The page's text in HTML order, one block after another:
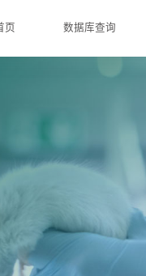
页 数据库查询